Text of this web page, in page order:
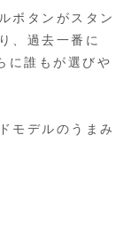
ボタンがスタン
、過去一番に
に誰もが選びや
モデルのうまみ